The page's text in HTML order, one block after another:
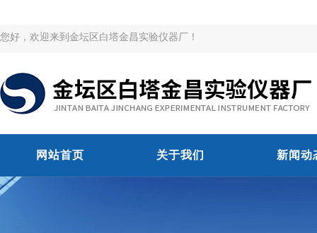
您好，欢迎来到金坛区白塔金昌实验仪器厂！
网站首页 关于我们 新闻动